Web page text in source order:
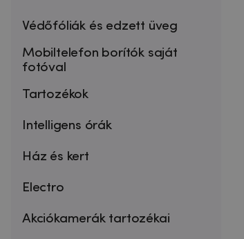
Védőfóliák és edzett üveg
Mobiltelefon borítók saját
fotóval
Tartozékok
Intelligens órák
Ház és kert
Electro
Akciókamerák tartozékai